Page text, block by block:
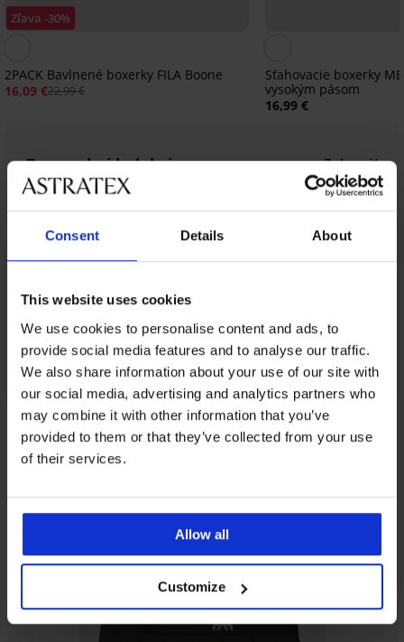
Consent Details About
This website uses cookies
We use cookies to personalise content and ads, to
provide social media features and to analyse our traffic.
We also share information about your use of our site with
our social media, advertising and analytics partners who
may combine it with other information that you’ve
provided to them or that they’ve collected from your use
of their services.
Allow all
Customize
Zľava -30%
2PACK Bavlnené boxerky FILA Boone
16,09 €22,99 €
Sťahovacie boxerky
vysokým pásom
16,99 €
Z rovnakej kolekcie Zobraziť
Z rovnakej kolekcie